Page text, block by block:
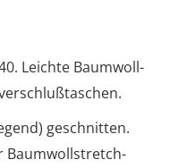
Leichte Baumwoll-
geschnitten.
Baumwollstretch-